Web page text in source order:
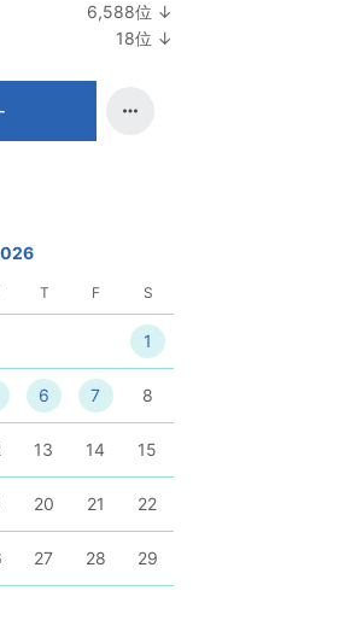
6,588位 ↓
18位 ↓
T F S
1
6 7 8
13 14 15
20 21 22
27 28 29